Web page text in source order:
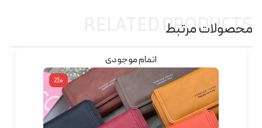
محصولات مرتبط
RELATED PRODUCTS
اتمام موجودی
٪10